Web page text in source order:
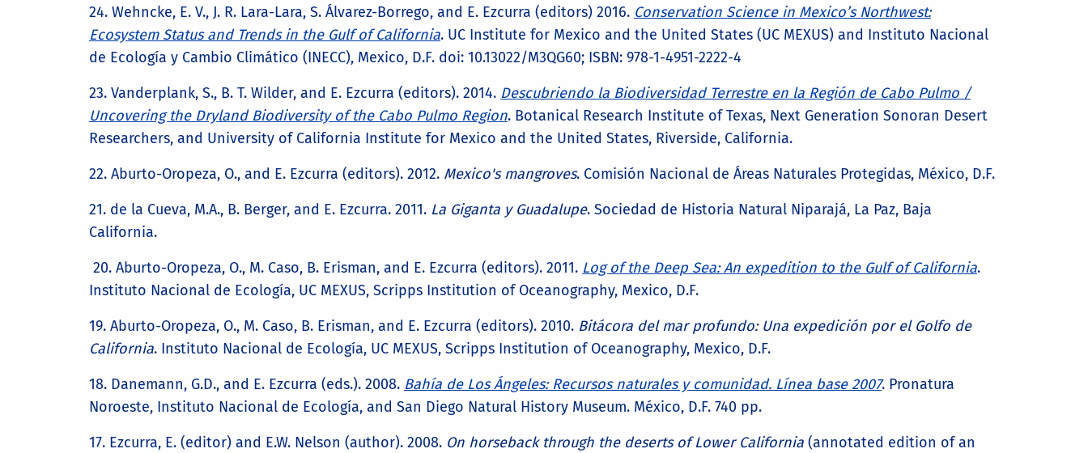
24. Wehncke, E. V., J. R. Lara-Lara, S. Álvarez-Borrego, and E. Ezcurra (editors) 2016. Conservation Science in Mexico’s Northwest:
Ecosystem Status and Trends in the Gulf of California. UC Institute for Mexico and the United States (UC MEXUS) and Instituto Nacional
de Ecología y Cambio Climático (INECC), Mexico, D.F. doi: 10.13022/M3QG60; ISBN: 978-1-4951-2222-4
23. Vanderplank, S., B. T. Wilder, and E. Ezcurra (editors). 2014. Descubriendo la Biodiversidad Terrestre en la Región de Cabo Pulmo /
Uncovering the Dryland Biodiversity of the Cabo Pulmo Region. Botanical Research Institute of Texas, Next Generation Sonoran Desert
Researchers, and University of California Institute for Mexico and the United States, Riverside, California.
22. Aburto-Oropeza, O., and E. Ezcurra (editors). 2012. Mexico's mangroves. Comisión Nacional de Áreas Naturales Protegidas, México, D.F.
21. de la Cueva, M.A., B. Berger, and E. Ezcurra. 2011. La Giganta y Guadalupe. Sociedad de Historia Natural Niparajá, La Paz, Baja
California.
20. Aburto-Oropeza, O., M. Caso, B. Erisman, and E. Ezcurra (editors). 2011. Log of the Deep Sea: An expedition to the Gulf of California.
Instituto Nacional de Ecología, UC MEXUS, Scripps Institution of Oceanography, Mexico, D.F.
19. Aburto-Oropeza, O., M. Caso, B. Erisman, and E. Ezcurra (editors). 2010. Bitácora del mar profundo: Una expedición por el Golfo de
California. Instituto Nacional de Ecología, UC MEXUS, Scripps Institution of Oceanography, Mexico, D.F.
18. Danemann, G.D., and E. Ezcurra (eds.). 2008. Bahía de Los Ángeles: Recursos naturales y comunidad. Línea base 2007. Pronatura
Noroeste, Instituto Nacional de Ecología, and San Diego Natural History Museum. México, D.F. 740 pp.
17. Ezcurra, E. (editor) and E.W. Nelson (author). 2008. On horseback through the deserts of Lower California (annotated edition of an